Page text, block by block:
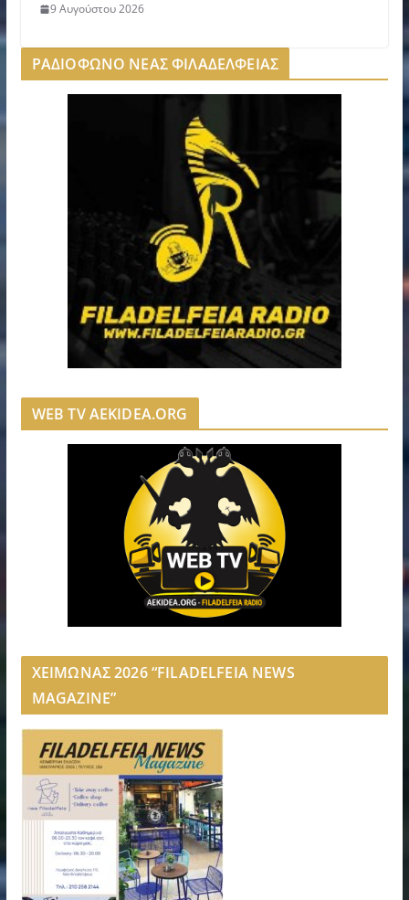
9 Αυγούστου 2026
ΡΑΔΙΟΦΩΝΟ ΝΕΑΣ ΦΙΛΑΔΕΛΦΕΙΑΣ
WEB TV AEKIDEA.ORG
ΧΕΙΜΩΝΑΣ 2026 “FILADELFEIA NEWS
MAGAZINE”